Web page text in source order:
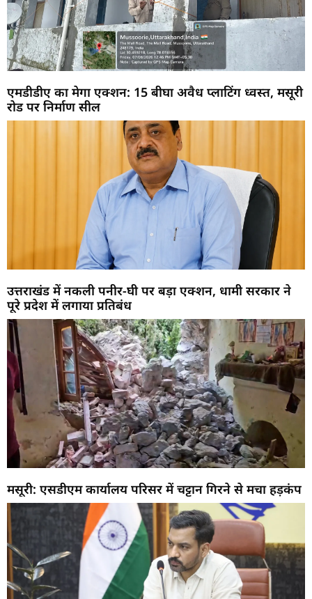
एमडीडीए का मेगा एक्शन: 15 बीघा अवैध प्लाटिंग ध्वस्त, मसूरी
रोड पर निर्माण सील
उत्तराखंड में नकली पनीर-घी पर बड़ा एक्शन, धामी सरकार ने
पूरे प्रदेश में लगाया प्रतिबंध
मसूरी: एसडीएम कार्यालय परिसर में चट्टान गिरने से मचा हड़कंप